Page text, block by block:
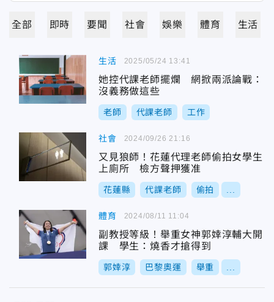
全部 即時 要聞 社會 娛樂 體育 生活
生活
她控代課老師擺爛 網掀兩派論戰：
沒義務做這些
老師 代課老師 工作
2025/05/24 13:41
社會
又見狼師！花蓮代理老師偷拍女學生
上廁所 檢方聲押獲准
花蓮縣 代課老師 偷拍
2024/09/26 21:16
體育
副教授等級！舉重女神郭婞淳輔大開
課 學生：燒香才搶得到
郭婞淳 巴黎奧運 舉重
2024/08/11 11:04